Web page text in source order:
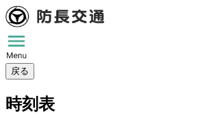
戻る
時刻表